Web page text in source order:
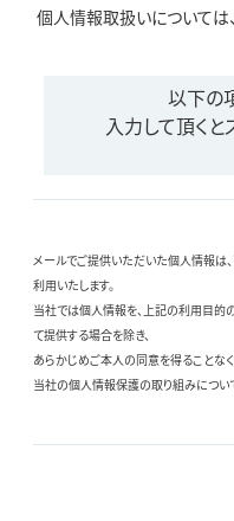
個人情報取扱いについては、
以下の
入力して頂く
メールでご提供いただいた個人情報
利用いたします。
当社では個人情報を、上記の利用目
て提供する場合を除き、
あらかじめご本人の同意を得ることな
当社の個人情報保護の取り組みについ